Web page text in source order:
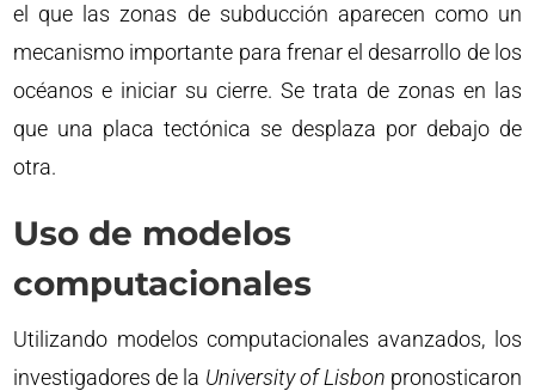
el que las zonas de subducción aparecen como un
mecanismo importante para frenar el desarrollo de los
océanos e iniciar su cierre. Se trata de zonas en las
que una placa tectónica se desplaza por debajo de
otra.
Uso de modelos
computacionales
Utilizando modelos computacionales avanzados, los
investigadores de la University of Lisbon pronosticaron